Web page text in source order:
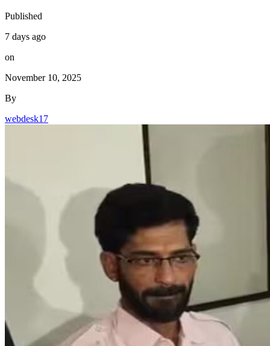
Published
7 days ago
on
November 10, 2025
By
webdesk17